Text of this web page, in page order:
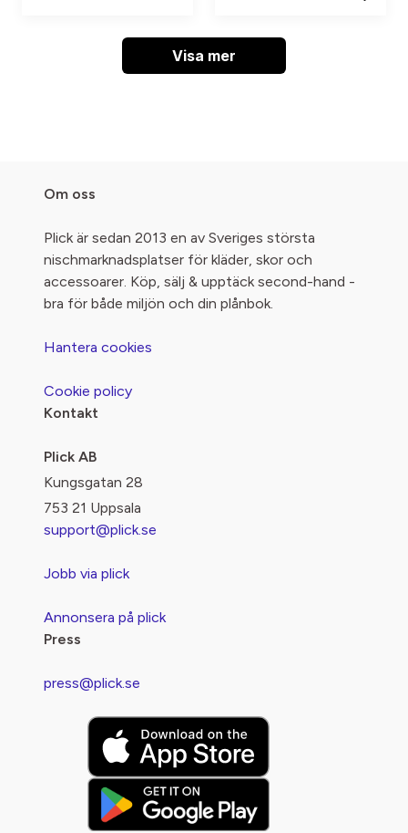
Visa mer
Om oss
Plick är sedan 2013 en av Sveriges största
nischmarknadsplatser för kläder, skor och
accessoarer. Köp, sälj & upptäck second-hand -
bra för både miljön och din plånbok.
Hantera cookies
Cookie policy
Kontakt
Plick AB
Kungsgatan 28
753 21 Uppsala
support@plick.se
Jobb via plick
Annonsera på plick
Press
press@plick.se